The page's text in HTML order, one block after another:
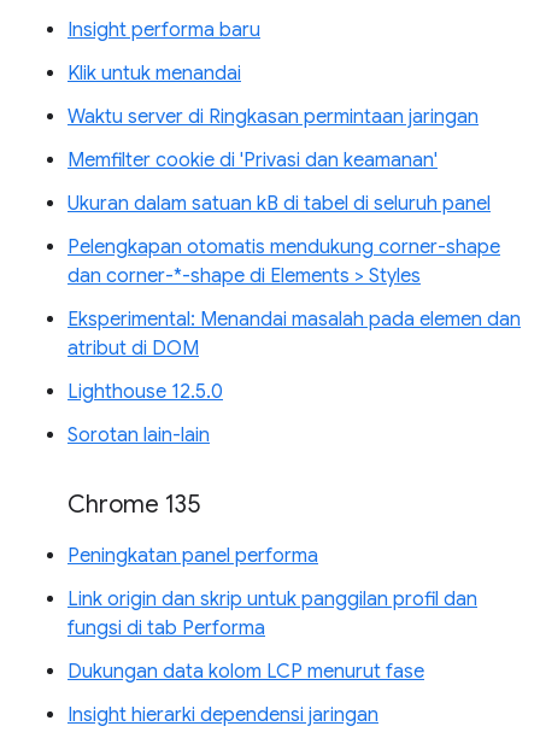
Insight performa baru
Klik untuk menandai
Waktu server di Ringkasan permintaan jaringan
Memfilter cookie di 'Privasi dan keamanan'
Ukuran dalam satuan kB di tabel di seluruh panel
Pelengkapan otomatis mendukung corner-shape
dan corner-*-shape di Elements > Styles
Eksperimental: Menandai masalah pada elemen dan
atribut di DOM
Lighthouse 12.5.0
Sorotan lain-lain
Chrome 135
Peningkatan panel performa
Link origin dan skrip untuk panggilan profil dan
fungsi di tab Performa
Dukungan data kolom LCP menurut fase
Insight hierarki dependensi jaringan